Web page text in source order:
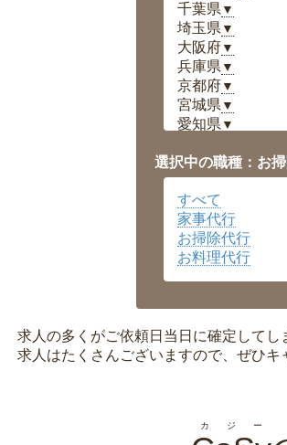
千葉県 ▼
埼玉県 ▼
大阪府▼
兵庫県 ▼
京都府▼
宮城県 ▼
愛知県 ▼
岡山県▼
広島県▼
沖縄県
選択中の職種：お
すべて
家事代行
お掃除代行
お料理代行
求人の多くがご依頼日当日に確定して
求人はたくさんございますので、ぜひキ
カジー